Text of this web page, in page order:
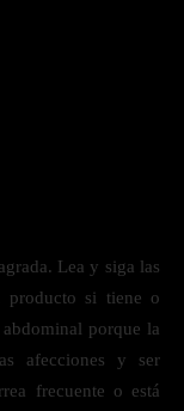
Lea y siga las
producto si tiene o
porque la
afecciones y ser
frecuente o está